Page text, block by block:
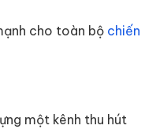
cho toàn bộ chiến
một kênh thu hút